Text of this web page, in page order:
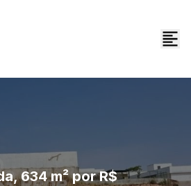
634 m² por R$